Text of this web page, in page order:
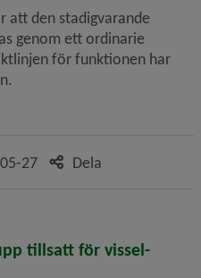
att den stadigvarande
genom ett ordinarie
för funktionen har
27 Dela
tillsatt för vissel­